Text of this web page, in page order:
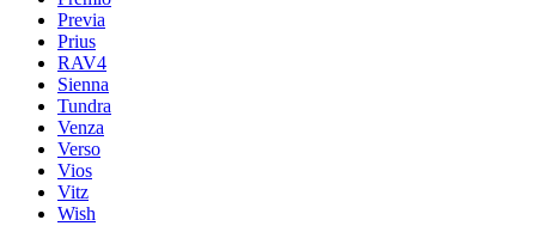
Previa
Prius
RAV4
Sienna
Tundra
Venza
Verso
Vios
Vitz
Wish